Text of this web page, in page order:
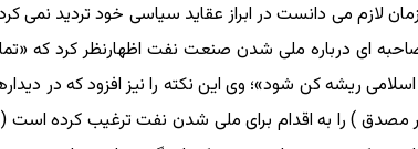
ای درباره ملی شدن صنعت نفت اظهارنظر کرد که
ریشه کن شود»؛ وی این نکته را نیز افزود که در